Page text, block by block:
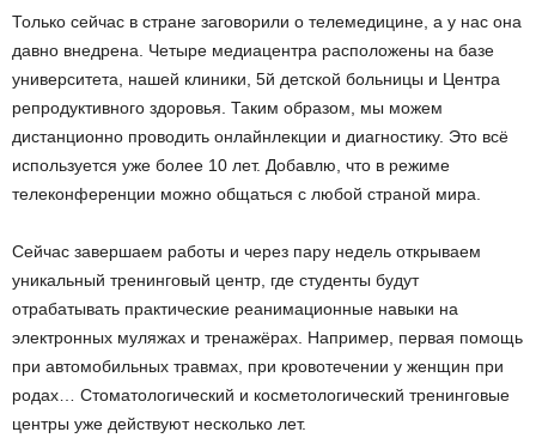
Только сейчас в стране заговорили о телемедицине, а у нас она
давно внедрена. Четыре медиа­центра расположены на базе
университета, нашей клиники, 5­й детской больницы и Центра
репродуктивного здоровья. Таким образом, мы можем
дистанционно проводить онлайн­лекции и диагностику. Это всё
используется уже более 10 лет. Добавлю, что в режиме
телеконференции можно общаться с любой страной мира.
Сейчас завершаем работы и через пару недель открываем
уникальный тренинговый центр, где студенты будут
отрабатывать практические реанимационные навыки на
электронных муляжах и тренажёрах. Например, первая помощь
при автомобильных травмах, при кровотечении у женщин при
родах… Стоматологический и косметологический тренинговые
центры уже действуют несколько лет.